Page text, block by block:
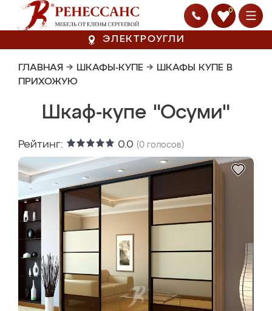
0
ЭЛЕКТРОУГЛИ
ГЛАВНАЯ → ШКАФЫ-КУПЕ → ШКАФЫ КУПЕ В
ПРИХОЖУЮ
Шкаф-купе "Осуми"
Рейтинг: 0.0 (0 голосов)